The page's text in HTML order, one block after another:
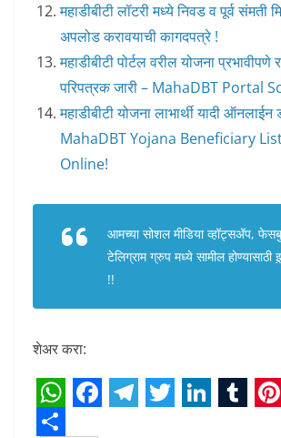
महाडीबीटी लॉटरी मध्ये निवड व पूर्व संमती
अपलोड करावयाची कागदपत्रे !
महाडीबीटी पोर्टल वरील योजना प्रभावीपणे
परिपत्रक जारी – MahaDBT Portal
महाडीबीटी योजना लाभार्थी यादी
MahaDBT Yojana Beneficiary
Online!
आमच्या सोशल मीडिया व्हॉट्सअ‍ॅप,
टेलिग्राम ग्रुप मध्ये सामील होण्यासाठी
!!
शेअर करा:
W